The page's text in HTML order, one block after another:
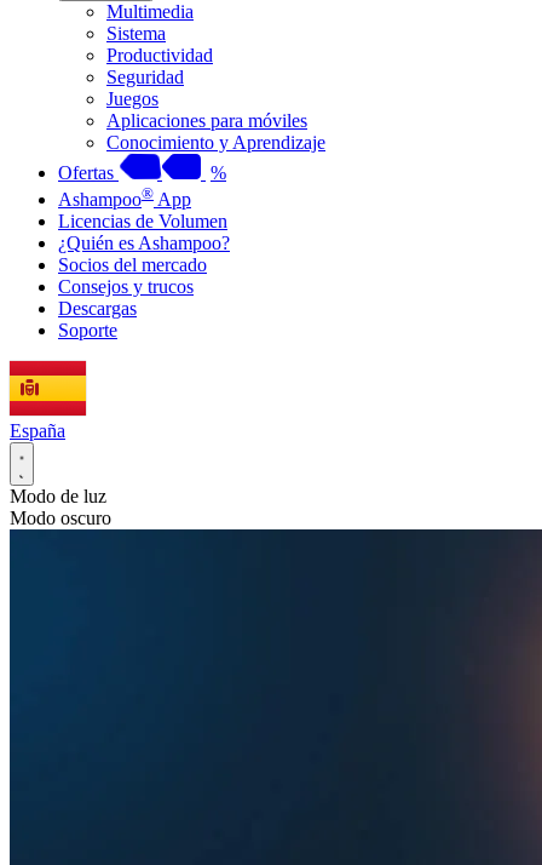
Multimedia
Sistema
Productividad
Seguridad
Juegos
Aplicaciones para móviles
Conocimiento y Aprendizaje
Ofertas
%
Ashampoo® App
Licencias de Volumen
¿Quién es Ashampoo?
Socios del mercado
Consejos y trucos
Descargas
Soporte
España
Modo de luz
Modo oscuro